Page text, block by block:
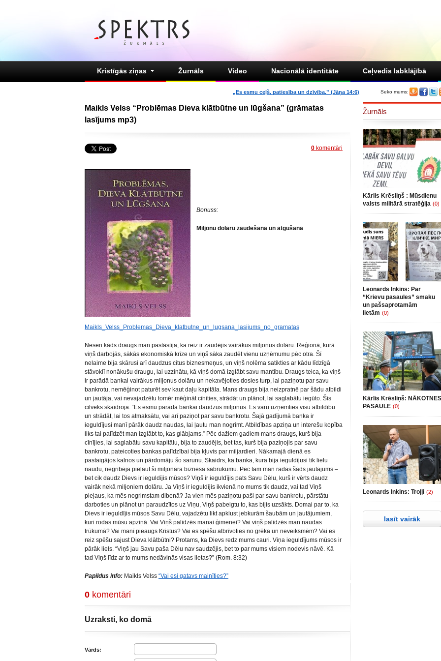
Kristīgās ziņas Žurnāls Video Nacionālā identitāte Ceļvedis labklājībā
Seko mums:
„Es esmu ceļš, patiesība un dzīvība.” (Jāņa 14:6)
Maikls Velss “Problēmas Dieva klātbūtne un lūgšana” (grāmatas
lasījums mp3)
0 komentāri
Bonuss:
Miljonu dolāru zaudēšana un atgūšana
Maikls_Velss_Problemas_Dieva_klatbutne_un_lugsana_lasijums_no_gramatas
Nesen kāds draugs man pastāstīja, ka reiz ir zaudējis vairākus miljonus dolāru. Reģionā, kurā
viņš darbojās, sākās ekonomiskā krīze un viņš sāka zaudēt vienu uzņēmumu pēc otra. Šī
nelaime bija skārusi arī daudzus citus biznesmeņus, un viņš nolēma satikties ar kādu līdzīgā
stāvoklī nonākušu draugu, lai uzzinātu, kā viņš domā izglābt savu mantību. Draugs teica, ka viņš
ir parādā bankai vairākus miljonus dolāru un nekavējoties dosies turp, lai paziņotu par savu
bankrotu, nemēģinot paturēt sev kaut daļu kapitāla. Mans draugs bija neizpratnē par šādu atbildi
un jautāja, vai nevajadzētu tomēr mēģināt cīnīties, strādāt un plānot, lai saglabātu iegūto. Šis
cilvēks skaidroja: “Es esmu parādā bankai daudzus miljonus. Es varu uzņemties visu atbildību
un strādāt, lai tos atmaksātu, vai arī paziņot par savu bankrotu. Šajā gadījumā banka ir
ieguldījusi manī pārāk daudz naudas, lai ļautu man nogrimt. Atbildības apziņa un interešu kopība
liks tai palīdzēt man izglābt to, kas glābjams.” Pēc dažiem gadiem mans draugs, kurš bija
cīnījies, lai saglabātu savu kapitālu, bija to zaudējis, bet tas, kurš bija paziņojis par savu
bankrotu, pateicoties bankas palīdzībai bija kļuvis par miljardieri. Nākamajā dienā es
pastaigājos kalnos un pārdomāju šo sarunu. Skaidrs, ka banka, kura bija ieguldījusi tik lielu
naudu, negribēja pieļaut šī miljonāra biznesa sabrukumu. Pēc tam man radās šāds jautājums –
bet cik daudz Dievs ir ieguldījis mūsos? Viņš ir ieguldījis pats Savu Dēlu, kurš ir vērts daudz
vairāk nekā miljoniem dolāru. Ja Viņš ir ieguldījis ikvienā no mums tik daudz, vai tad Viņš
pieļaus, ka mēs nogrimstam dibenā? Ja vien mēs paziņotu paši par savu bankrotu, pārstātu
darboties un plānot un paraudzītos uz Viņu, Viņš pabeigtu to, kas bijis uzsākts. Domai par to, ka
Dievs ir ieguldījis mūsos Savu Dēlu, vajadzētu likt apklust jebkurām šaubām un jautājumiem,
kuri rodas mūsu apziņā. Vai Viņš palīdzēs manai ģimenei? Vai viņš palīdzēs man naudas
trūkumā? Vai manī pieaugs Kristus? Vai es spēšu atbrīvoties no grēka un neveiksmēm? Vai es
reiz spēšu sajust Dieva klātbūtni? Protams, ka Dievs redz mums cauri. Viņa ieguldījums mūsos ir
pārāk liels. “Viņš jau Savu paša Dēlu nav saudzējis, bet to par mums visiem nodevis nāvē. Kā
tad Viņš līdz ar to mums nedāvinās visas lietas?” (Rom. 8:32)
Papildus info: Maikls Velss “Vai esi gatavs mainīties?”
0 komentāri
Uzraksti, ko domā
Vārds:
Žurnāls
Kārlis Krēsliņš : Mūsdienu
valsts militārā stratēģija (0)
Leonards Inkins: Par
“Krievu pasaules” smaku
un pašsaprotamām
lietām (0)
Kārlis Krēsliņš: NĀKOTNES
PASAULE (0)
Leonards Inkins: Troļļi (2)
lasīt vairāk